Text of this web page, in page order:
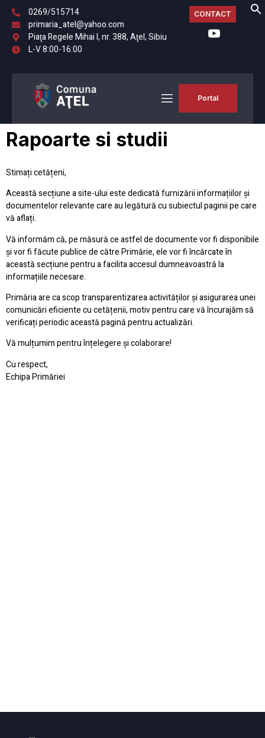
0269/515714
primaria_atel@yahoo.com
Piaţa Regele Mihai I, nr. 388, Aţel, Sibiu
L-V 8:00-16:00
CONTACT
Portal
Rapoarte si studii
Stimați cetățeni,
Această secțiune a site-ului este dedicată furnizării informațiilor și
documentelor relevante care au legătură cu subiectul paginii pe care
vă aflați.
Vă informăm că, pe măsură ce astfel de documente vor fi disponibile
și vor fi făcute publice de către Primărie, ele vor fi încărcate în
această secțiune pentru a facilita accesul dumneavoastră la
informațiile necesare.
Primăria are ca scop transparentizarea activităților și asigurarea unei
comunicări eficiente cu cetățenii, motiv pentru care vă încurajăm să
verificați periodic această pagină pentru actualizări.
Vă mulțumim pentru înțelegere și colaborare!
Cu respect,
Echipa Primăriei